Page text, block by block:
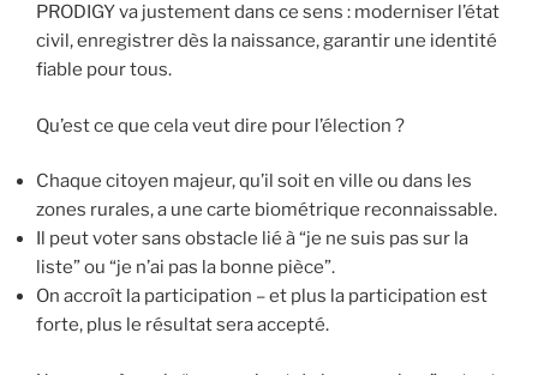
PRODIGY va justement dans ce sens : moderniser l’état
civil, enregistrer dès la naissance, garantir une identité
fiable pour tous.
Qu’est ce que cela veut dire pour l’élection ?
Chaque citoyen majeur, qu’il soit en ville ou dans les
zones rurales, a une carte biométrique reconnaissable.
Il peut voter sans obstacle lié à “je ne suis pas sur la
liste” ou “je n’ai pas la bonne pièce”.
On accroît la participation – et plus la participation est
forte, plus le résultat sera accepté.